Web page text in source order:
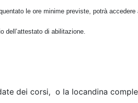
le ore minime previste, potrà accedere
dell’attestato di abilitazione.
dei corsi, o la locandina